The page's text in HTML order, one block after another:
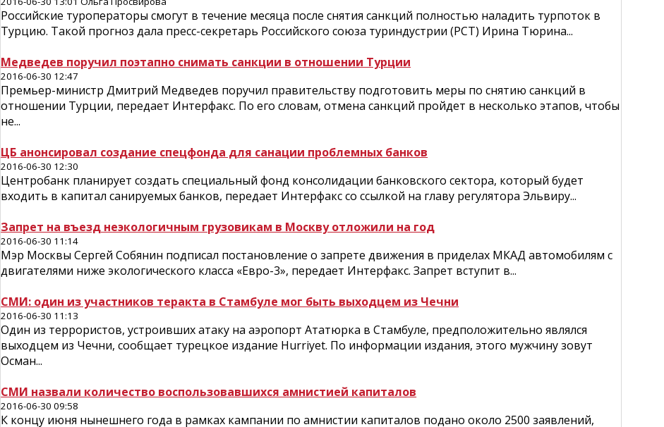
Российские туроператоры смогут в течение месяца после снятия санкций полностью наладить турпоток в
Турцию. Такой прогноз дала пресс-секретарь Российского союза туриндустрии (РСТ) Ирина Тюрина...
Медведев поручил поэтапно снимать санкции в отношении Турции
2016-06-30 12:47
Премьер-министр Дмитрий Медведев поручил правительству подготовить меры по снятию санкций в
отношении Турции, передает Интерфакс. По его словам, отмена санкций пройдет в несколько этапов, чтобы
не...
ЦБ анонсировал создание спецфонда для санации проблемных банков
2016-06-30 12:30
Центробанк планирует создать специальный фонд консолидации банковского сектора, который будет
входить в капитал санируемых банков, передает Интерфакс со ссылкой на главу регулятора Эльвиру...
Запрет на въезд неэкологичным грузовикам в Москву отложили на год
2016-06-30 11:14
Мэр Москвы Сергей Собянин подписал постановление о запрете движения в приделах МКАД автомобилям с
двигателями ниже экологического класса «Евро-3», передает Интерфакс. Запрет вступит в...
СМИ: один из участников теракта в Стамбуле мог быть выходцем из Чечни
2016-06-30 11:13
Один из террористов, устроивших атаку на аэропорт Ататюрка в Стамбуле, предположительно являлся
выходцем из Чечни, сообщает турецкое издание Hurriyet. По информации издания, этого мужчину зовут
Осман...
СМИ назвали количество воспользовавшихся амнистией капиталов
2016-06-30 09:58
К концу июня нынешнего года в рамках кампании по амнистии капиталов подано около 2500 заявлений,